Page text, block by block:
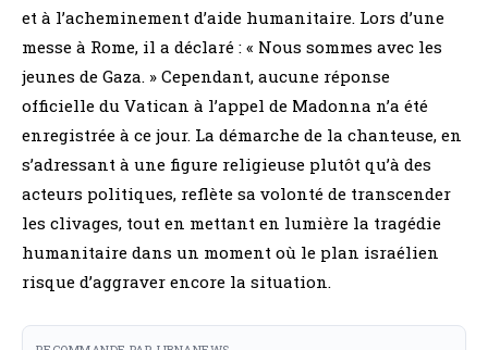
et à l’acheminement d’aide humanitaire. Lors d’une
messe à Rome, il a déclaré : « Nous sommes avec les
jeunes de Gaza. » Cependant, aucune réponse
officielle du Vatican à l’appel de Madonna n’a été
enregistrée à ce jour. La démarche de la chanteuse, en
s’adressant à une figure religieuse plutôt qu’à des
acteurs politiques, reflète sa volonté de transcender
les clivages, tout en mettant en lumière la tragédie
humanitaire dans un moment où le plan israélien
risque d’aggraver encore la situation.